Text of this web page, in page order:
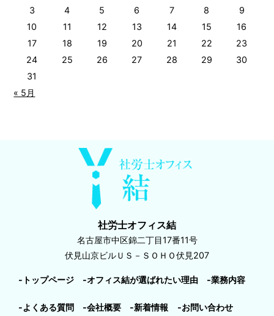
3
4 5 6 7 8
9
10
11 12 13 14 15
16
17
18 19 20 21 22
23
24
25 26 27 28 29
30
31
« 5月
社労士オフィス結
名古屋市中区錦二丁目17番11号
伏見山京ビルＵＳ－ＳＯＨＯ伏見207
-トップページ -オフィス結が選ばれたい理由 -業務内容
-よくある質問 -会社概要 -新着情報 -お問い合わせ